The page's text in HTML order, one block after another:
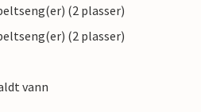
(2 plasser)
(2 plasser)
vann